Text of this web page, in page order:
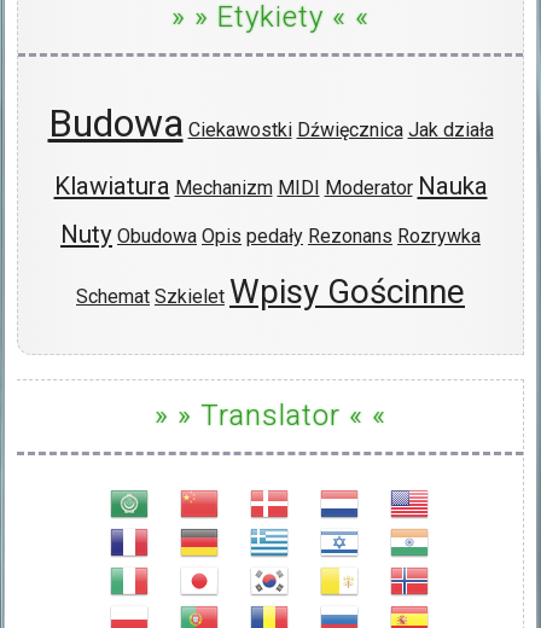
» » Etykiety « «
Budowa Ciekawostki Dźwięcznica Jak działa
Klawiatura Mechanizm MIDI Moderator Nauka
Nuty Obudowa Opis pedały Rezonans Rozrywka
Schemat Szkielet Wpisy Gościnne
» » Translator « «